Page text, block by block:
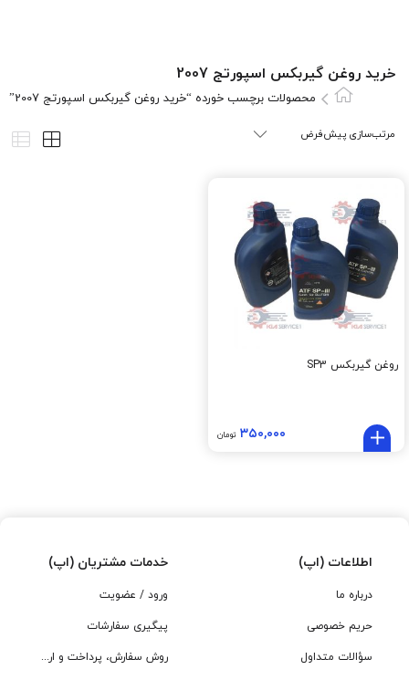
خرید روغن گیربکس اسپورتج 2007
محصولات برچسب خورده “خرید روغن گیربکس اسپورتج 2007”
روغن گيربکس SP3
۳۵۰,۰۰۰ تومان
اطلاعات (اپ)
درباره ما
حریم خصوصی
سؤالات متداول
خدمات مشتریان (اپ)
ورود / عضویت
پیگیری سفارشات
روش سفارش، پرداخت و ارسال